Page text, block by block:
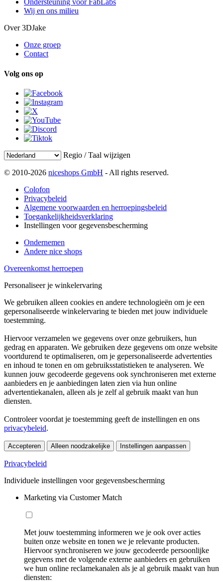
Ondersteuning voor FabLabs
Wij en ons milieu
Over 3DJake
Onze groep
Contact
Volg ons op
Regio / Taal wijzigen
© 2010-2026 niceshops GmbH - All rights reserved.
Colofon
Privacybeleid
Algemene voorwaarden en herroepingsbeleid
Toegankelijkheidsverklaring
Instellingen voor gegevensbescherming
Ondernemen
Andere nice shops
Overeenkomst herroepen
Personaliseer je winkelervaring
We gebruiken alleen cookies en andere technologieën om je een
gepersonaliseerde winkelervaring te bieden met jouw individuele
toestemming.
Hiervoor verzamelen we gegevens over onze gebruikers, hun
gedrag en apparaten. We gebruiken deze gegevens om onze website
voortdurend te optimaliseren, om je gepersonaliseerde advertenties
en inhoud te tonen en om gebruiksstatistieken te analyseren. We
kunnen jouw gecodeerde gegevens ook synchroniseren met externe
aanbieders en je aanbiedingen laten zien via hun online
advertentiekanalen, alleen als je zelf al gebruik maakt van hun
diensten.
Controleer voordat je toestemming geeft de instellingen en ons
privacybeleid.
Accepteren Alleen noodzakelijke Instellingen aanpassen
Privacybeleid
Individuele instellingen voor gegevensbescherming
Marketing via Customer Match
Met jouw toestemming informeren we je ook over acties
buiten onze website en tonen we je relevante producten.
Hiervoor synchroniseren we jouw gecodeerde persoonlijke
gegevens met de volgende externe aanbieders en gebruiken
we hun online reclamekanalen als je al gebruik maakt van hun
diensten: